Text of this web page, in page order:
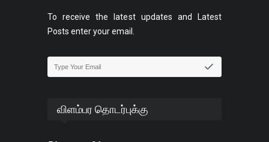
To receive the latest updates and Latest
Posts enter your email.
விளம்பர தொடர்புக்கு